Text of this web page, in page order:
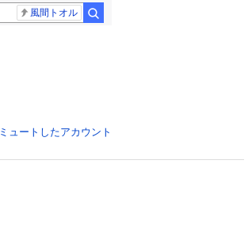
風間トオル
ミュートしたアカウント